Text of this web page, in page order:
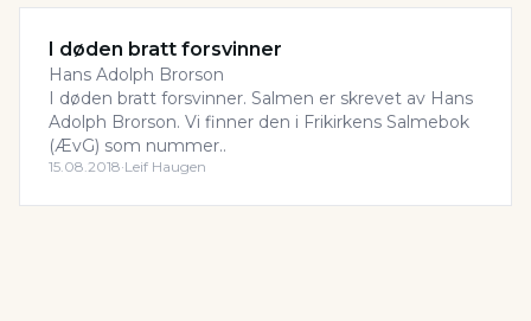
I døden bratt forsvinner
Hans Adolph Brorson
I døden bratt forsvinner. Salmen er skrevet av Hans
Adolph Brorson. Vi finner den i Frikirkens Salmebok
(ÆvG) som nummer..
15.08.2018·Leif Haugen